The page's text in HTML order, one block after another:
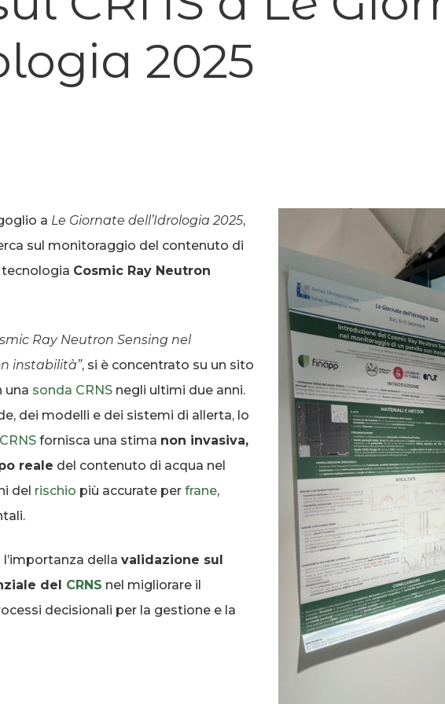
2025
a Le Giornate dell’Idrologia 2025,
sul monitoraggio del contenuto di
Cosmic Ray Neutron
Ray Neutron Sensing nel
instabilità”, si è concentrato su un sito
una sonda CRNS negli ultimi due anni.
dei modelli e dei sistemi di allerta, lo
CRNS fornisca una stima non invasiva,
reale del contenuto di acqua nel
del rischio più accurate perfrane,
l’importanza dellavalidazione sul
del CRNS nel migliorare il
decisionali per la gestione e la